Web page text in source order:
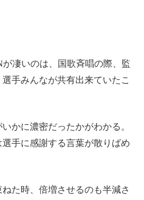
凄いのは、国歌斉唱の際、監
手みんなが共有出来ていたこ
かに濃密だったかがわかる。
手に感謝する言葉が散りばめ
た時、倍増させるのも半減さ